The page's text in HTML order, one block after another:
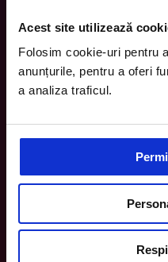
Acest site utilizează
Folosim cookie-uri pentru
anunțurile, pentru a oferi
a analiza traficul.